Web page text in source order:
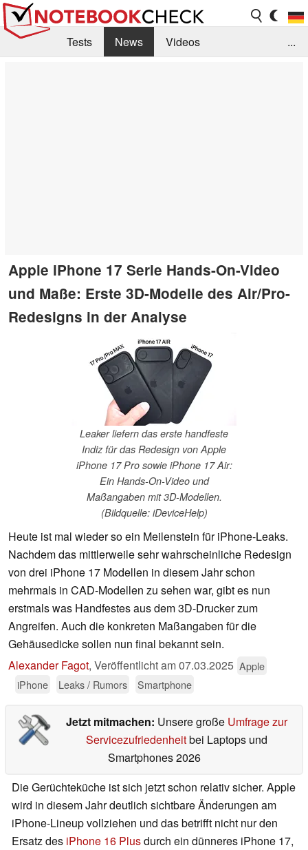
Tests News
Videos
...
Apple iPhone 17 Serie Hands-On-Video
und Maße: Erste 3D-Modelle des Air/Pro-
Redesigns in der Analyse
Leaker liefern das erste handfeste
Indiz für das Redesign von Apple
iPhone 17 Pro sowie iPhone 17 Air:
Ein Hands-On-Video und
Maßangaben mit 3D-Modellen.
(Bildquelle: iDeviceHelp)
Heute ist mal wieder so ein Meilenstein für iPhone-Leaks.
Nachdem das mittlerweile sehr wahrscheinliche Redesign
von drei iPhone 17 Modellen in diesem Jahr schon
mehrmals in CAD-Modellen zu sehen war, gibt es nun
erstmals was Handfestes aus dem 3D-Drucker zum
Angreifen. Auch die konkreten Maßangaben für die
Gehäusedicke sollen nun final bekannt sein.
Alexander Fagot, Veröffentlicht am07.03.2025 Apple
iPhone
Leaks / Rumors Smartphone
Jetzt mitmachen: Unsere große Umfrage zur
Servicezufriedenheitbei Laptops und
Smartphones 2026
Die Gerüchteküche ist sich jetzt schon relativ sicher. Apple
wird in diesem Jahr deutlich sichtbare Änderungen am
iPhone-Lineup vollziehen und das betrifft nicht nur den
Ersatz des iPhone 16 Plusdurch ein dünneres iPhone 17,